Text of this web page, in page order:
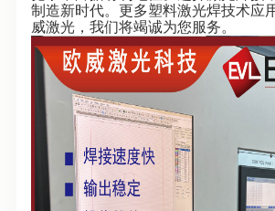
制造新时代。更多塑料激光焊技术应
威激光，我们将竭诚为您服务。